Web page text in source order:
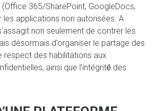
365/SharePoint, GoogleDocs,
les applications non autorisées. A
non seulement de contrer les
désormais d’organiser le partage des
respect des habilitations aux
ainsi que l’intégrité́ des